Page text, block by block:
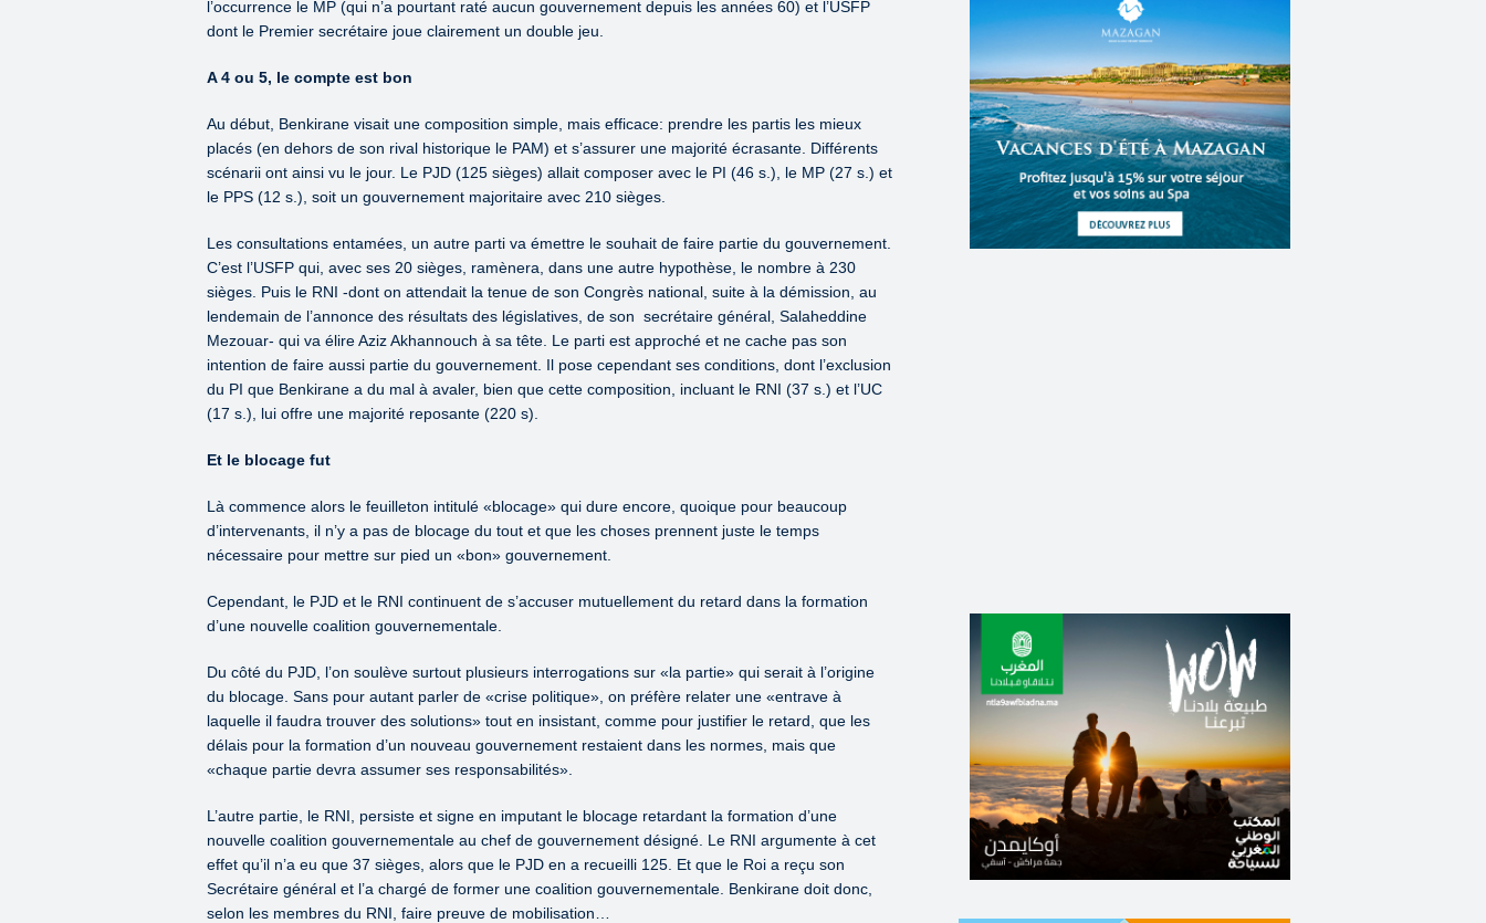
l’occurrence le MP (qui n’a pourtant raté aucun gouvernement depuis les années 60) et l’USFP
dont le Premier secrétaire joue clairement un double jeu.
A 4 ou 5, le compte est bon
Au début, Benkirane visait une composition simple, mais efficace: prendre les partis les mieux
placés (en dehors de son rival historique le PAM) et s’assurer une majorité écrasante. Différents
scénarii ont ainsi vu le jour. Le PJD (125 sièges) allait composer avec le PI (46 s.), le MP (27 s.) et
le PPS (12 s.), soit un gouvernement majoritaire avec 210 sièges.
Les consultations entamées, un autre parti va émettre le souhait de faire partie du gouvernement.
C’est l’USFP qui, avec ses 20 sièges, ramènera, dans une autre hypothèse, le nombre à 230
sièges. Puis le RNI -dont on attendait la tenue de son Congrès national, suite à la démission, au
lendemain de l’annonce des résultats des législatives, de son secrétaire général, Salaheddine
Mezouar- qui va élire Aziz Akhannouch à sa tête. Le parti est approché et ne cache pas son
intention de faire aussi partie du gouvernement. Il pose cependant ses conditions, dont l’exclusion
du PI que Benkirane a du mal à avaler, bien que cette composition, incluant le RNI (37 s.) et l’UC
(17 s.), lui offre une majorité reposante (220 s).
Et le blocage fut
Là commence alors le feuilleton intitulé «blocage» qui dure encore, quoique pour beaucoup
d’intervenants, il n’y a pas de blocage du tout et que les choses prennent juste le temps
nécessaire pour mettre sur pied un «bon» gouvernement.
Cependant, le PJD et le RNI continuent de s’accuser mutuellement du retard dans la formation
d’une nouvelle coalition gouvernementale.
Du côté du PJD, l’on soulève surtout plusieurs interrogations sur «la partie» qui serait à l’origine
du blocage. Sans pour autant parler de «crise politique», on préfère relater une «entrave à
laquelle il faudra trouver des solutions» tout en insistant, comme pour justifier le retard, que les
délais pour la formation d’un nouveau gouvernement restaient dans les normes, mais que
«chaque partie devra assumer ses responsabilités».
L’autre partie, le RNI, persiste et signe en imputant le blocage retardant la formation d’une
nouvelle coalition gouvernementale au chef de gouvernement désigné. Le RNI argumente à cet
effet qu’il n’a eu que 37 sièges, alors que le PJD en a recueilli 125. Et que le Roi a reçu son
Secrétaire général et l’a chargé de former une coalition gouvernementale. Benkirane doit donc,
selon les membres du RNI, faire preuve de mobilisation…